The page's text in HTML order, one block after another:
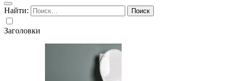
Найти:
Заголовки